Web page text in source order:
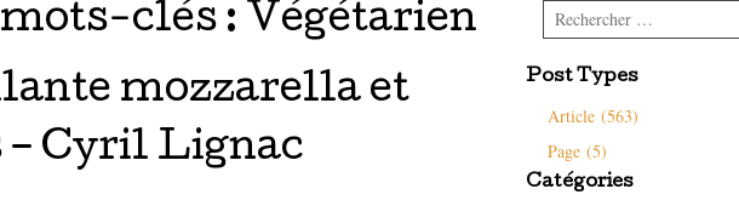
clés : Végétarien
mozzarella et
Cyril Lignac
Rechercher
Post Types
Article (563)
Page (5)
Catégories